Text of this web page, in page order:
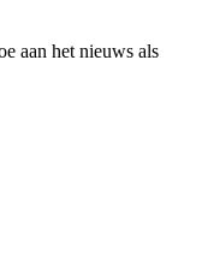
aan het nieuws als